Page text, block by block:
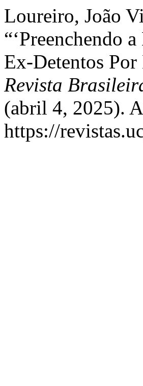
Loureiro, João
“‘Preenchendo
Ex-Detentos
Revista
(abril 4, 2025).
https://